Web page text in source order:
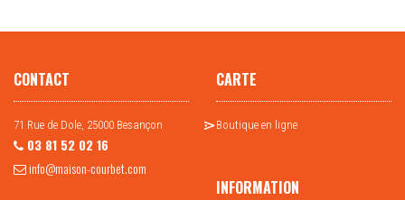
CONTACT
71 Rue de Dole, 25000 Besançon
03 81 52 02 16
info@maison-courbet.com
CARTE
Boutique en ligne
INFORMATION